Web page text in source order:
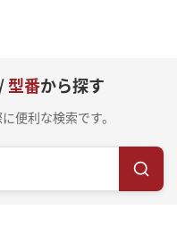
型番から探す
便利な検索です。